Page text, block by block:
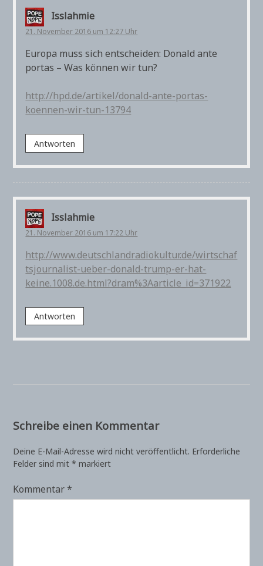
Isslahmie
21. November 2016 um 12:27 Uhr
Europa muss sich entscheiden: Donald ante
portas – Was können wir tun?
http://hpd.de/artikel/donald-ante-portas-
koennen-wir-tun-13794
Antworten
Isslahmie
21. November 2016 um 17:22 Uhr
http://www.deutschlandradiokultur.de/wirtschaf
tsjournalist-ueber-donald-trump-er-hat-
keine.1008.de.html?dram%3Aarticle_id=371922
Antworten
Schreibe einen Kommentar
Deine E-Mail-Adresse wird nicht veröffentlicht. Erforderliche
Felder sind mit* markiert
Kommentar*